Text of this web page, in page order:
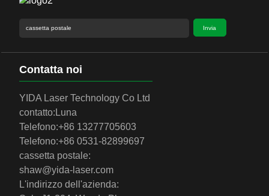
Invia
Contatta noi
YIDA Laser Technology Co Ltd
contatto: Luna
Telefono:+86 13277705603
Telefono:+86 0531-82899697
cassetta postale:
shaw@yida-laser.com
L'indirizzo dell'azienda: